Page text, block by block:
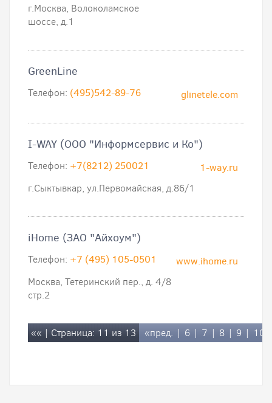
г.Москва, Волоколамское
шоссе, д.1
GreenLine
glinetele.com
Телефон: (495)542-89-76
I-WAY (ООО "Информсервис и Ко")
1-way.ru
Телефон: +7(8212) 250021
г.Сыктывкар, ул.Первомайская, д.86/1
iHome (ЗАО "Айхоум")
www.ihome.ru
Телефон: +7 (495) 105-0501
Москва, Тетеринский пер., д. 4/8
стр.2
«« | Страница: 11 из 13 «пред. | 6 | 7 | 8 | 9 | 10